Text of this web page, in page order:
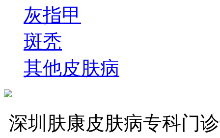
灰指甲
斑秃
其他皮肤病
深圳肤康皮肤病专科门